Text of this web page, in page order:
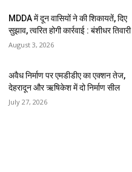
MDDA में दून वासियों ने की शिकायतें, दिए
सुझाव, त्वरित होगी कार्रवाई : बंशीधर तिवारी
August 3, 2026
अवैध निर्माण पर एमडीडीए का एक्शन तेज,
देहरादून और ऋषिकेश में दो निर्माण सील
July 27, 2026